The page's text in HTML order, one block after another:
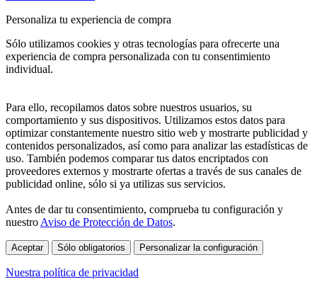
Personaliza tu experiencia de compra
Sólo utilizamos cookies y otras tecnologías para ofrecerte una
experiencia de compra personalizada con tu consentimiento
individual.
Para ello, recopilamos datos sobre nuestros usuarios, su
comportamiento y sus dispositivos. Utilizamos estos datos para
optimizar constantemente nuestro sitio web y mostrarte publicidad y
contenidos personalizados, así como para analizar las estadísticas de
uso. También podemos comparar tus datos encriptados con
proveedores externos y mostrarte ofertas a través de sus canales de
publicidad online, sólo si ya utilizas sus servicios.
Antes de dar tu consentimiento, comprueba tu configuración y
nuestro Aviso de Protección de Datos.
Aceptar Sólo obligatorios Personalizar la configuración
Nuestra política de privacidad